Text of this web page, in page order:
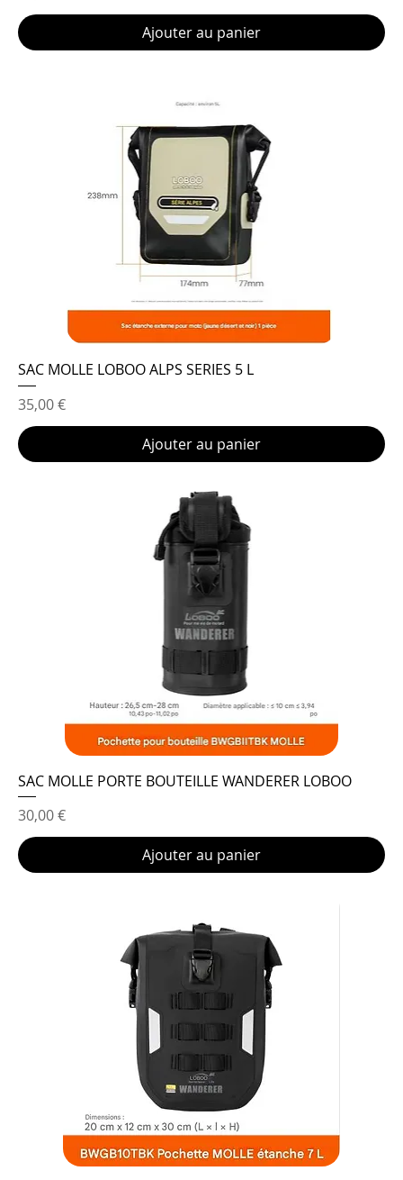
Ajouter au panier
SAC MOLLE LOBOO ALPS SERIES 5 L
Prix
35,00 €
Ajouter au panier
SAC MOLLE PORTE BOUTEILLE WANDERER LOBOO
Prix
30,00 €
Ajouter au panier